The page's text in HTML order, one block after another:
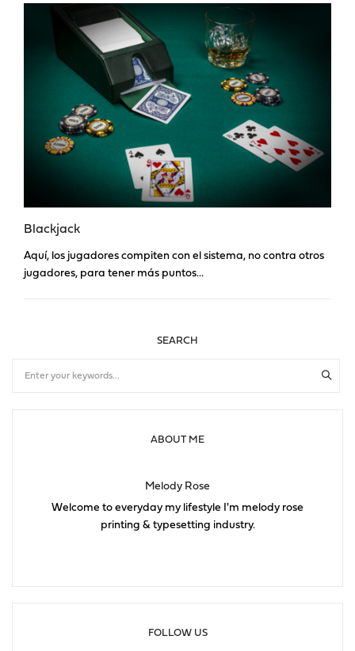
Blackjack
Aquí, los jugadores compiten con el sistema, no contra otros
jugadores, para tener más puntos...
SEARCH
ABOUT ME
Melody Rose
Welcome to everyday my lifestyle I'm melody rose
printing & typesetting industry.
FOLLOW US